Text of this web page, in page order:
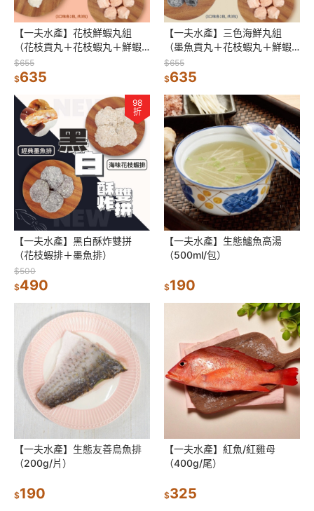
【一夫水產】花枝鮮蝦丸組
（花枝貢丸＋花枝蝦丸＋鮮蝦
貢丸）
$655
$635
【一夫水產】三色海鮮丸組
（墨魚貢丸＋花枝蝦丸＋鮮蝦
貢丸）
$655
$635
98
折
【一夫水產】黑白酥炸雙拼
（花枝蝦排＋墨魚排）
$500
$490
【一夫水產】生態鱸魚高湯
（500ml/包）
$190
【一夫水產】生態友善烏魚排
（200g/片）
$190
【一夫水產】紅魚/紅雞母
（400g/尾）
$325